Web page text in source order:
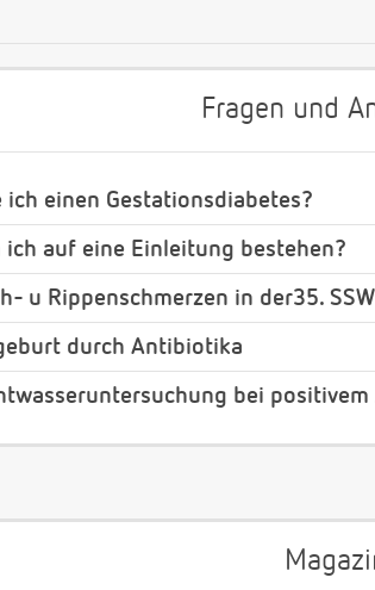
Fragen und
ich einen Gestationsdiabetes?
ich auf eine Einleitung bestehen?
u Rippenschmerzen in der35. SSW
durch Antibiotika
bei